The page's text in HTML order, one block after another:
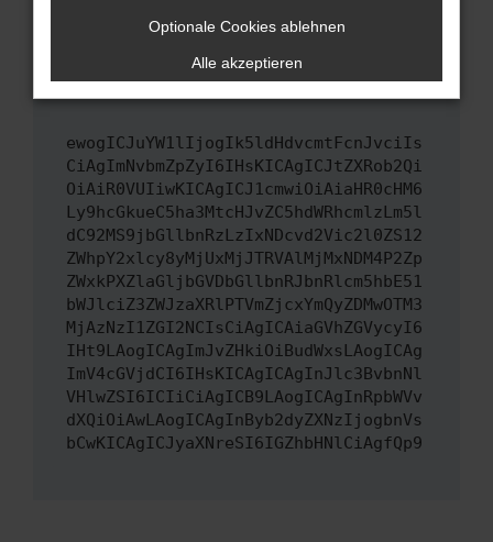
hast, kontaktiere uns bitte. Wir werden
versuchen, das Problem zu beheben. Du kannst
uns diesen Text schicken, um uns bei der
ewogICJuYW1lIjogIk5ldHdvcmtFcnJvciIs
CiAgImNvbmZpZyI6IHsKICAgICJtZXRob2Qi
OiAiR0VUIiwKICAgICJ1cmwiOiAiaHR0cHM6
Ly9hcGkueC5ha3MtcHJvZC5hdWRhcmlzLm5l
dC92MS9jbGllbnRzLzIxNDcvd2Vic2l0ZS12
ZWhpY2xlcy8yMjUxMjJTRVAlMjMxNDM4P2Zp
ZWxkPXZlaGljbGVDbGllbnRJbnRlcm5hbE51
bWJlciZ3ZWJzaXRlPTVmZjcxYmQyZDMwOTM3
MjAzNzI1ZGI2NCIsCiAgICAiaGVhZGVycyI6
IHt9LAogICAgImJvZHkiOiBudWxsLAogICAg
ImV4cGVjdCI6IHsKICAgICAgInJlc3BvbnNl
VHlwZSI6ICIiCiAgICB9LAogICAgInRpbWVv
dXQiOiAwLAogICAgInByb2dyZXNzIjogbnVs
bCwKICAgICJyaXNreSI6IGZhbHNlCiAgfQp9
Optionale Cookies ablehnen
Alle akzeptieren